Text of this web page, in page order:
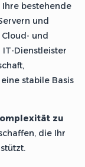
bestehende
und
und
Dienstleister
stabile Basis
zu
die Ihr